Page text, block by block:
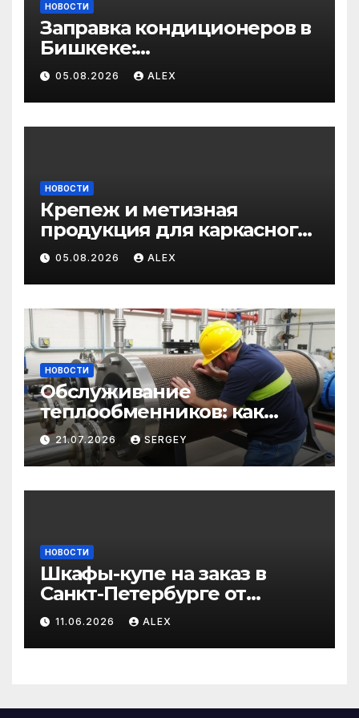
НОВОСТИ
Заправка кондиционеров в
Бишкеке:
профессиональные услуги
для дома и авто
05.08.2026 ALEX
НОВОСТИ
Крепеж и метизная
продукция для каркасного
и загородного
строительства: от
саморезов до анкеров
05.08.2026 ALEX
НОВОСТИ
Обслуживание
теплообменников: как
сохранить эффективность
и избежать простоев
21.07.2026 SERGEY
НОВОСТИ
Шкафы-купе на заказ в
Санкт-Петербурге от
производителя по
доступным ценам
11.06.2026 ALEX